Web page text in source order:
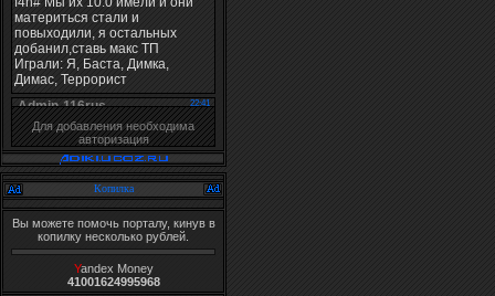
Для добавления необходима
авторизация
Копилка
Вы можете помочь порталу, кинув в
копилку несколько рублей.
Yandex Money
41001624995968